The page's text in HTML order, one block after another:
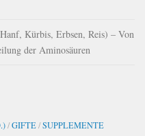
Kürbis, Erbsen, Reis) – Von
der Aminosäuren
/GIFTE/SUPPLEMENTE